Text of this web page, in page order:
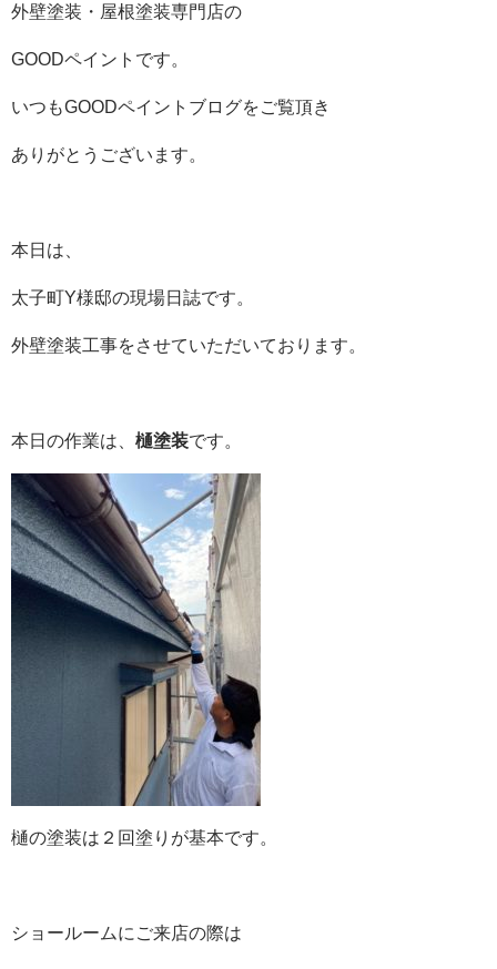
外壁塗装・屋根塗装専門店の
GOODペイントです。
いつもGOODペイントブログをご覧頂き
ありがとうございます。
本日は、
太子町Y様邸の現場日誌です。
外壁塗装工事をさせていただいております。
本日の作業は、 樋塗装です。
樋の塗装は２回塗りが基本です。
ショールームにご来店の際は